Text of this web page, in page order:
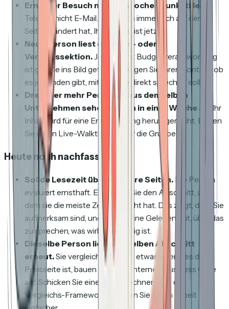
Erneuter Besuch nach 2+ Wochen Funkstille.
Telefon, nicht E-Mail. Was auch immer sich auf deren
Seite geändert hat, Ihr Fenster ist jetzt.
Neue Person liest die Preis- oder
Vertragssektion.Jemand mit Budgetverantwortung
ist gerade ins Bild getreten. Fragen Sie Ihren Kontakt, ob
es jemanden gibt, mit dem Sie direkt sprechen sollten.
Drei oder mehr Personen aus demselben
Unternehmen sehen es sich in einer Woche an.
Ihr
Inhalt wird für eine Entscheidung herumgereicht. Bieten
Sie einen Live-Walkthrough für die Gruppe an.
Heute noch nachfassen
Solide Lesezeit über mehrere Seiten. Die Person
evaluiert ernsthaft. Erwähnen Sie den Abschnitt, auf
dem sie die meiste Zeit verbracht hat. Das zeigt, dass Sie
aufmerksam sind, und gibt ihr eine Gelegenheit, über das
zu sprechen, was wirklich wichtig ist.
Dieselbe Person liest denselben Abschnitt
erneut.Sie vergleichen Sie mit etwas. Wenn es die
Preisseite ist, bauen sie einen internen Business Case
auf. Schicken Sie einen ROI-Rechner oder ein
Vergleichs-Framework. Machen Sie deren Arbeit